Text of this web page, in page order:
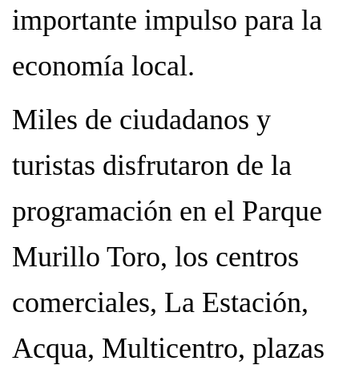
importante impulso para la
economía local.
Miles de ciudadanos y
turistas disfrutaron de la
programación en el Parque
Murillo Toro, los centros
comerciales, La Estación,
Acqua, Multicentro, plazas